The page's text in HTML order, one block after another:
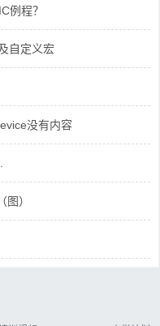
例程？
自定义宏
没有内容
）